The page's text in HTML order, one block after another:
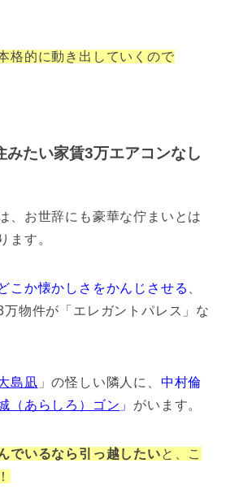
格的に動き出していくので
みたい家賃3万エアコンなし
、お世辞にも豪華な佇まいとは
ます。
こか懐かしさをかんじさせる
物件が「エレガントパレス」な
島凪 」の怪しい隣人に、 中村倫
（あらしろ）ゴン 」 がいます。
でいるなら引っ越したいと、こ